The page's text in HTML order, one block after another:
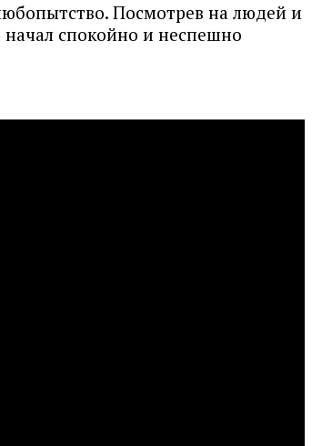
Посмотрев на людей и
спокойно и неспешно